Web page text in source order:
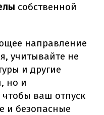
собственной
направление
учитывайте не
и другие
но и
ваш отпуск
и безопасные